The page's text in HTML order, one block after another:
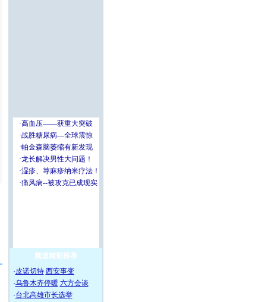
频道精彩推荐
·皮诺切特 西安事变
·乌鲁木齐停暖 六方会谈
·台北高雄市长选举